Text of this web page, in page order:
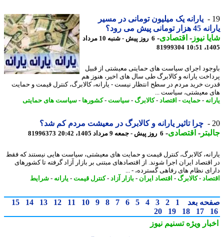
یارانه یک میلیون تومانی در مسیر
پیش می رود؟
نیوز-اقتصادی-
6 روز پیش - شنبه 10 مرداد
81999304
اجرای سیاست های حمایتی معیشتی از قبیل
یارانه و کالابرگ طی سال های اخیر، هنوز هم
خرید مردم در سطح انتظار نیست - یارانه، کالابرگ، کنترل قیمت و حمایت
معیشتی، سیاست ...
- حمایت-اقتصاد-کالابرگ- سیاست-کشورها- سیاست های حمایتی
چرا تاثیر یارانه و کالابرگ در معیشت مردم کم شد؟
-اقتصادی-6 روز پیش - جمعه 9 مرداد 1405، 20:42 81996373
کالابرگ، کنترل قیمت و حمایت های معیشتی، سیاست هایی نیستند که فقط
ایران اجرا شوند. از اقتصادهای مبتنی بر بازار آزاد گرفته تا کشورهای
نظام های رفاهی گسترده، - ...
-کالابرگ- اقتصاد ایران - بازار آزاد - کنترل قیمت-یارانه- شرایط
بعد 1
2
3
4
5
6
7
8
9
10
11
12
13
14
15
17
18
19
20
ویژهتسنیم نیوز